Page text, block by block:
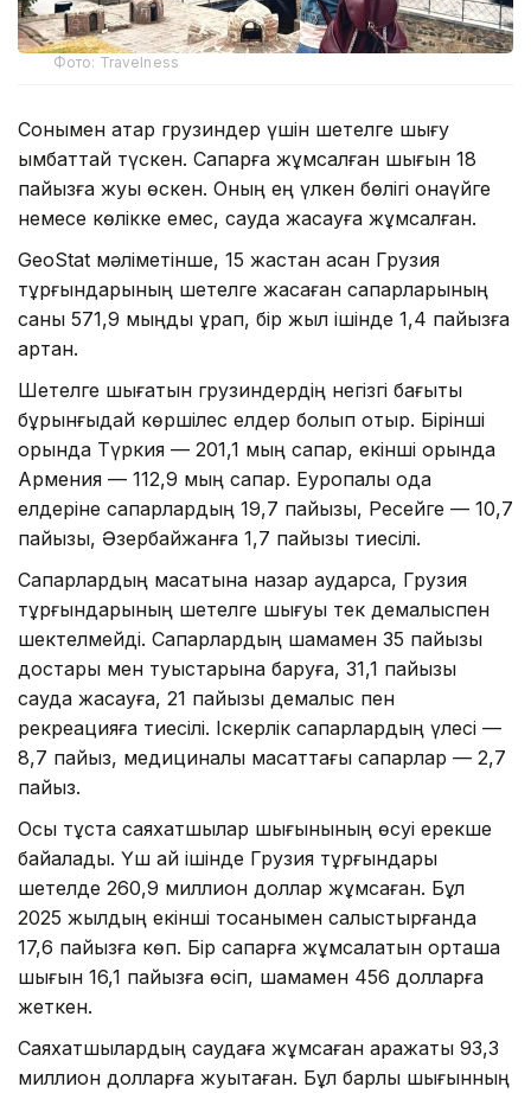
Фото: Travelness
Сонымен қатар грузиндер үшін шетелге шығу
қымбаттай түскен. Сапарға жұмсалған шығын 18
пайызға жуық өскен. Оның ең үлкен бөлігі қонақүйге
немесе көлікке емес, сауда жасауға жұмсалған.
GeoStat мәліметінше, 15 жастан асқан Грузия
тұрғындарының шетелге жасаған сапарларының
саны 571,9 мыңды құрап, бір жыл ішінде 1,4 пайызға
артқан.
Шетелге шығатын грузиндердің негізгі бағыты
бұрынғыдай көршілес елдер болып отыр. Бірінші
орында Түркия — 201,1 мың сапар, екінші орында
Армения — 112,9 мың сапар. Еуропалық одақ
елдеріне сапарлардың 19,7 пайызы, Ресейге — 10,7
пайызы, Әзербайжанға 1,7 пайызы тиесілі.
Сапарлардың мақсатына назар аударсақ, Грузия
тұрғындарының шетелге шығуы тек демалыспен
шектелмейді. Сапарлардың шамамен 35 пайызы
достары мен туыстарына баруға, 31,1 пайызы
сауда жасауға, 21 пайызы демалыс пен
рекреацияға тиесілі. Іскерлік сапарлардың үлесі —
8,7 пайыз, медициналық мақсаттағы сапарлар — 2,7
пайыз.
Осы тұста саяхатшылар шығынының өсуі ерекше
байқалады. Үш ай ішінде Грузия тұрғындары
шетелде 260,9 миллион доллар жұмсаған. Бұл
2025 жылдың екінші тоқсанымен салыстырғанда
17,6 пайызға көп. Бір сапарға жұмсалатын орташа
шығын 16,1 пайызға өсіп, шамамен 456 долларға
жеткен.
Саяхатшылардың саудаға жұмсаған қаражаты 93,3
миллион долларға жуықтаған. Бұл барлық шығынның